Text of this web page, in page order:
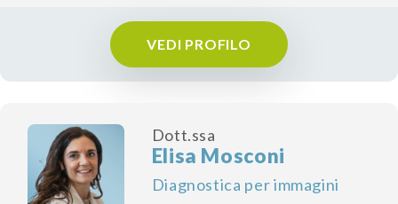
VEDI PROFILO
Dott.ssa
Elisa Mosconi
Diagnostica per immagini